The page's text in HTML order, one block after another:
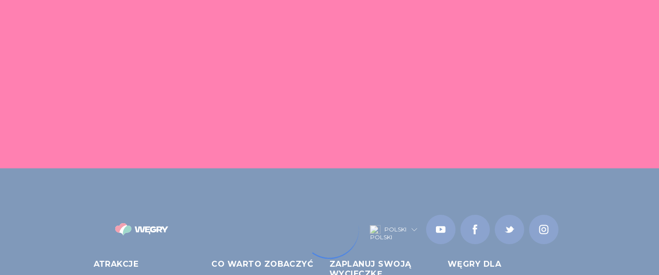
POLSKI
ATRAKCJE CO WARTO ZOBACZYĆ
ZAPLANUJ SWOJĄ
WĘGRY DLA